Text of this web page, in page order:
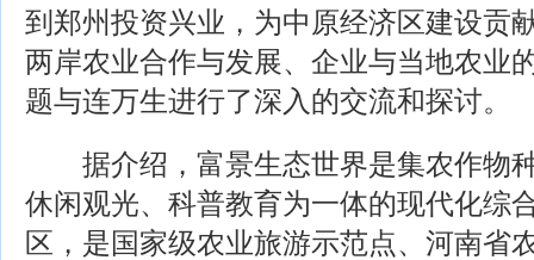
到郑州投资兴业，为中原经济区建设贡
两岸农业合作与发展、企业与当地农业
题与连万生进行了深入的交流和探讨。
据介绍，富景生态世界是集农作物
休闲观光、科普教育为一体的现代化综
区，是国家级农业旅游示范点、河南省